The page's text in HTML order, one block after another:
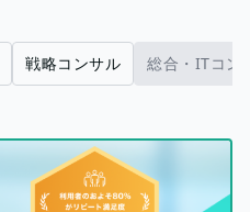
戦略コンサル 総合・ITコン